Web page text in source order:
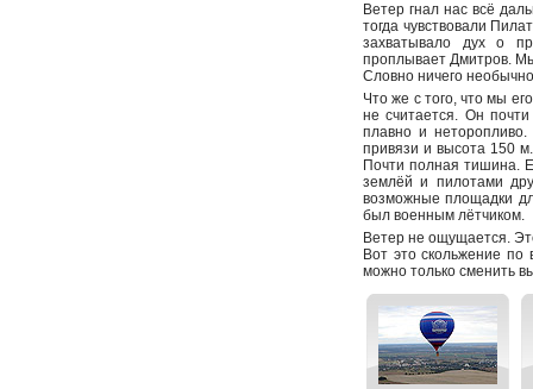
Ветер гнал нас всё
тогда чувствовали
захватывало дух о
проплывает Дмитров.
Словно ничего
Что же с того, что мы
не считается. Он
плавно и
привязи и высота 150
Почти полная тишина.
землёй и пилотами
возможные площадки
был военным лётчиком.
Ветер не ощущается.
Вот это скольжение по
можно только сменить